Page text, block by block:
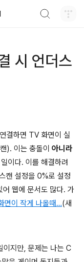
시 언더스
결하면 TV 화면이 실
). 이는 충돌이 아니라
이다. 이를 해결하려
캔 설정을 0%로 설정
웹에 문서도 많다. 가
면이 작게 나올때...(새
이지만, 문제는 나는 C